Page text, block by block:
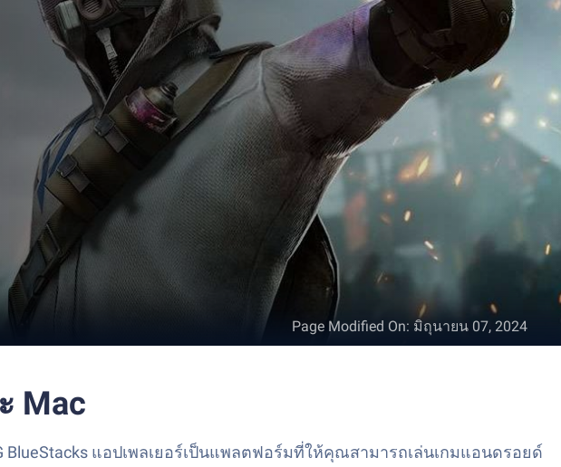
Page Modified On: มิถุนายน 07, 2024
Mac
BlueStacks แอปเพลเยอร์เป็นแพลตฟอร์มที่ให้คุณสามารถเล่นเกมแอนดรอยด์